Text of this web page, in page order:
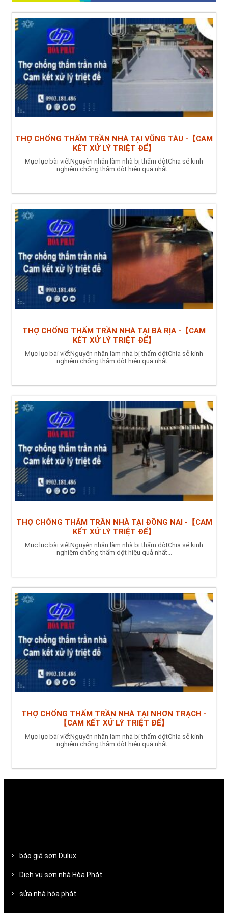
THỢ CHỐNG THẤM TRẦN NHÀ TẠI VŨNG TÀU -【CAM
KẾT XỬ LÝ TRIỆT ĐỂ】
Mục lục bài viếtNguyên nhân làm nhà bị thấm dộtChia sẻ kinh
nghiệm chống thấm dột hiệu quả nhất...
THỢ CHỐNG THẤM TRẦN NHÀ TẠI BÀ RỊA -【CAM
KẾT XỬ LÝ TRIỆT ĐỂ】
Mục lục bài viếtNguyên nhân làm nhà bị thấm dộtChia sẻ kinh
nghiệm chống thấm dột hiệu quả nhất...
THỢ CHỐNG THẤM TRẦN NHÀ TẠI ĐỒNG NAI -【CAM
KẾT XỬ LÝ TRIỆT ĐỂ】
Mục lục bài viếtNguyên nhân làm nhà bị thấm dộtChia sẻ kinh
nghiệm chống thấm dột hiệu quả nhất...
THỢ CHỐNG THẤM TRẦN NHÀ TẠI NHƠN TRẠCH -
【CAM KẾT XỬ LÝ TRIỆT ĐỂ】
Mục lục bài viếtNguyên nhân làm nhà bị thấm dộtChia sẻ kinh
nghiệm chống thấm dột hiệu quả nhất...
báo giá sơn Dulux
Dịch vụ sơn nhà Hòa Phát
sửa nhà hòa phát